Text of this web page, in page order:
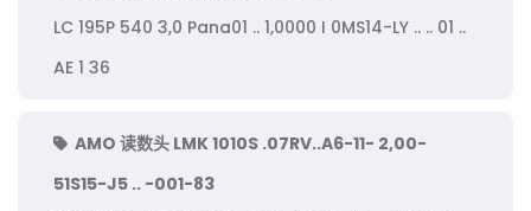
LC 195P 540 3,0 Pana01 .. 1,0000 I 0MS14-LY .. .. 01 ..
AE 1 36
AMO 读数头 LMK 1010S .07RV..A6-11- 2,00-
51S15-J5 .. -001-83